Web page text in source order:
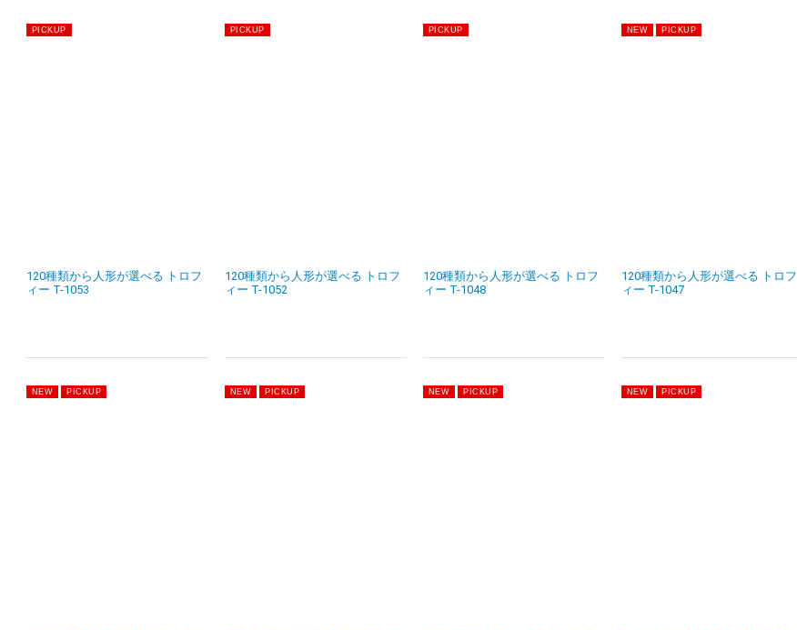
120種類から人形が選べる トロフ
ィー T-1053
120種類から人形が選べる トロフ
ィー T-1052
120種類から人形が選べる トロフ
ィー T-1048
120種類から人形が選べる トロフ
ィー T-1047